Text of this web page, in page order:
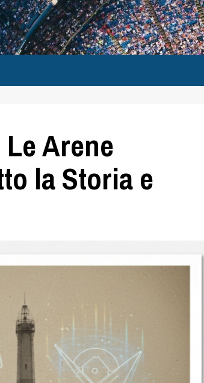
Arene
la Storia e